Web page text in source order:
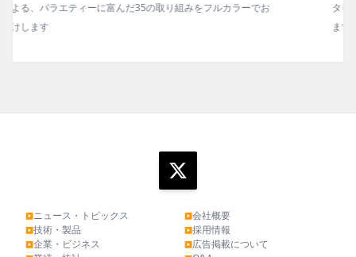
タビュー、海外企業情報、統計などをコンパクトに掲載してい
▶ニュース・トピックス
▶技術・製品
▶企業・ビジネス
▶会社概要
▶採用情報
▶広告掲載について